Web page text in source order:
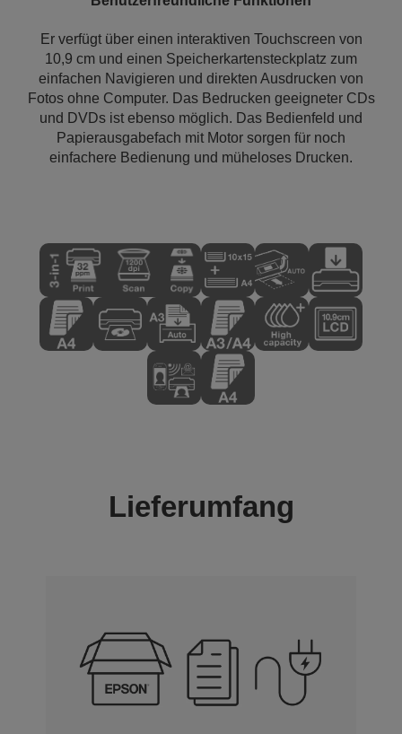
Er verfügt über einen interaktiven Touchscreen von
10,9 cm und einen Speicherkartensteckplatz zum
einfachen Navigieren und direkten Ausdrucken von
Fotos ohne Computer. Das Bedrucken geeigneter CDs
und DVDs ist ebenso möglich. Das Bedienfeld und
Papierausgabefach mit Motor sorgen für noch
einfachere Bedienung und müheloses Drucken.
Lieferumfang